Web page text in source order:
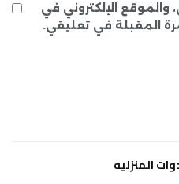
والموقع الإلكتروني في
المقبلة في تعليقي.
المنزليه